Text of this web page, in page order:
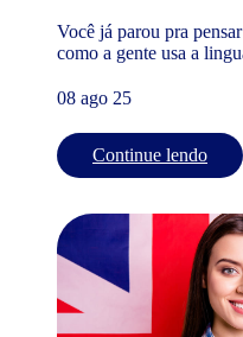
Você já parou pra
como a gente usa a
08 ago 25
Continue lendo